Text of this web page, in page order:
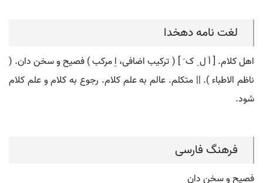
لغت نامه دهخدا
اهل کلام. [ اَ ل ِ ک َ ] ( ترکیب اضافی، اِ مرکب ) فصیح و سخن دان. (
ناظم الاطباء ). || متکلم. عالم به علم کلام. رجوع به کلام و علم کلام
شود.
فرهنگ فارسی
فصیح و سخن دان